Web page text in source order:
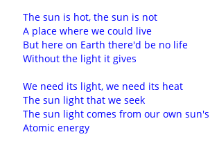
The sun is hot, the sun is not
A place where we could live
But here on Earth there'd be no life
Without the light it gives
We need its light, we need its heat
The sun light that we seek
The sun light comes from our own sun's
Atomic energy